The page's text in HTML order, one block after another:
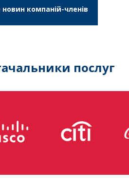
новин компаній-членів
послуг